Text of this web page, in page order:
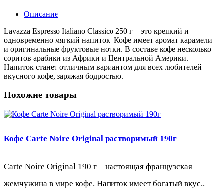
Описание
Lavazza Espresso Italiano Classico 250 г – это крепкий и
одновременно мягкий напиток. Кофе имеет аромат карамели
и оригинальные фруктовые нотки. В составе кофе несколько
соритов арабики из Африки и Центральной Америки.
Напиток станет отличным вариантом для всех любителей
вкусного кофе, заряжая бодростью.
Похожие товары
Кофе Carte Noire Original растворимый 190г
Carte Noire Original 190 г – настоящая французская
жемчужина в мире кофе. Напиток имеет богатый вкус..